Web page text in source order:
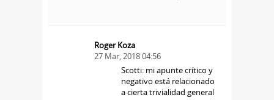
Roger Koza
27 Mar, 2018 04:56
Scotti: mi apunte crítico y
negativo está relacionado
a cierta trivialidad general